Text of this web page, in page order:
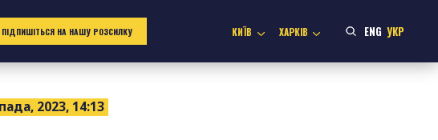
ПІДПИШІТЬСЯ НА НАШУ РОЗСИЛКУ КИЇВ ХАРКІВ ENG УКР
2023, 14:13